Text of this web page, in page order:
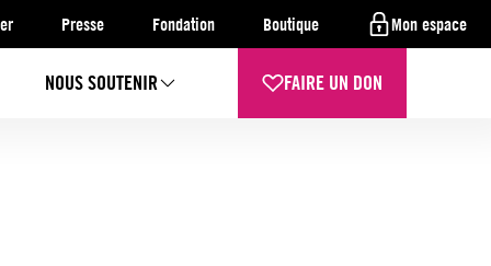
Presse Fondation Boutique Mon espace
NOUS SOUTENIR FAIRE UN DON